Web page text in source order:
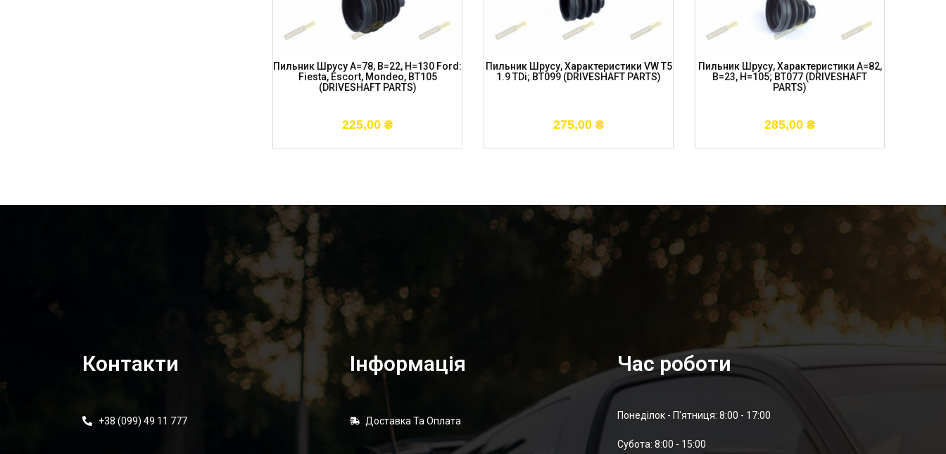
Пильник Шрусу A=78, B=22, H=130 Ford:
Fiesta, Escort, Mondeo, BT105
(DRIVESHAFT PARTS)
225,00 ₴
Пильник Шрусу, Характеристики VW T5
1.9 TDi; BT099 (DRIVESHAFT PARTS)
275,00 ₴
Пильник Шрусу, Характеристики A=82,
B=23, H=105; BT077 (DRIVESHAFT
PARTS)
285,00 ₴
Контакти
+38 (099) 49 11 777
Інформація
Доставка Та Оплата
Час роботи
Понеділок - П'ятниця: 8:00 - 17:00
Суботa: 8:00 - 15:00